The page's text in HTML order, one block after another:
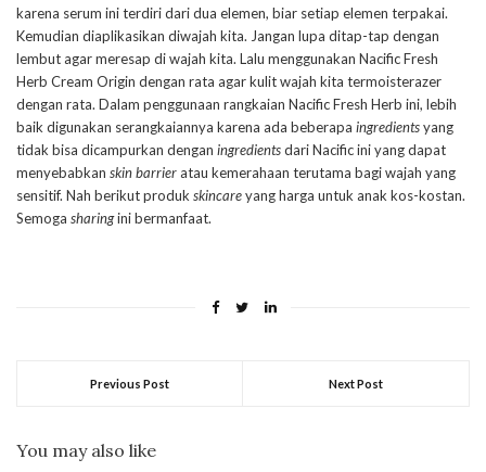
karena serum ini terdiri dari dua elemen, biar setiap elemen terpakai.
Kemudian diaplikasikan diwajah kita. Jangan lupa ditap-tap dengan
lembut agar meresap di wajah kita. Lalu menggunakan Nacific Fresh
Herb Cream Origin dengan rata agar kulit wajah kita termoisterazer
dengan rata. Dalam penggunaan rangkaian Nacific Fresh Herb ini, lebih
baik digunakan serangkaiannya karena ada beberapa ingredientsyang
tidak bisa dicampurkan dengan ingredientsdari Nacific ini yang dapat
menyebabkan skin barrieratau kemerahaan terutama bagi wajah yang
sensitif. Nah berikut produk skincareyang harga untuk anak kos-kostan.
Semoga sharingini bermanfaat.
Previous Post Next Post
You may also like